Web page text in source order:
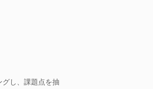
し、課題点を抽